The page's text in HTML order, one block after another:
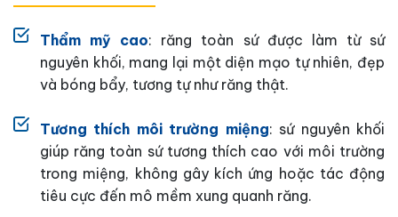
Thẩm mỹ cao: răng toàn sứ được làm từ sứ
nguyên khối, mang lại một diện mạo tự nhiên, đẹp
và bóng bẩy, tương tự như răng thật.
Tương thích môi trường miệng: sứ nguyên khối
giúp răng toàn sứ tương thích cao với môi trường
trong miệng, không gây kích ứng hoặc tác động
tiêu cực đến mô mềm xung quanh răng.